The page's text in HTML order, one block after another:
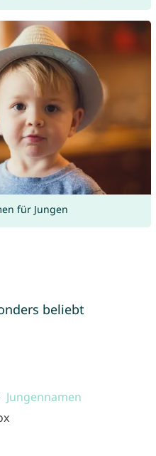
für Jungen
beliebt
Jungennamen